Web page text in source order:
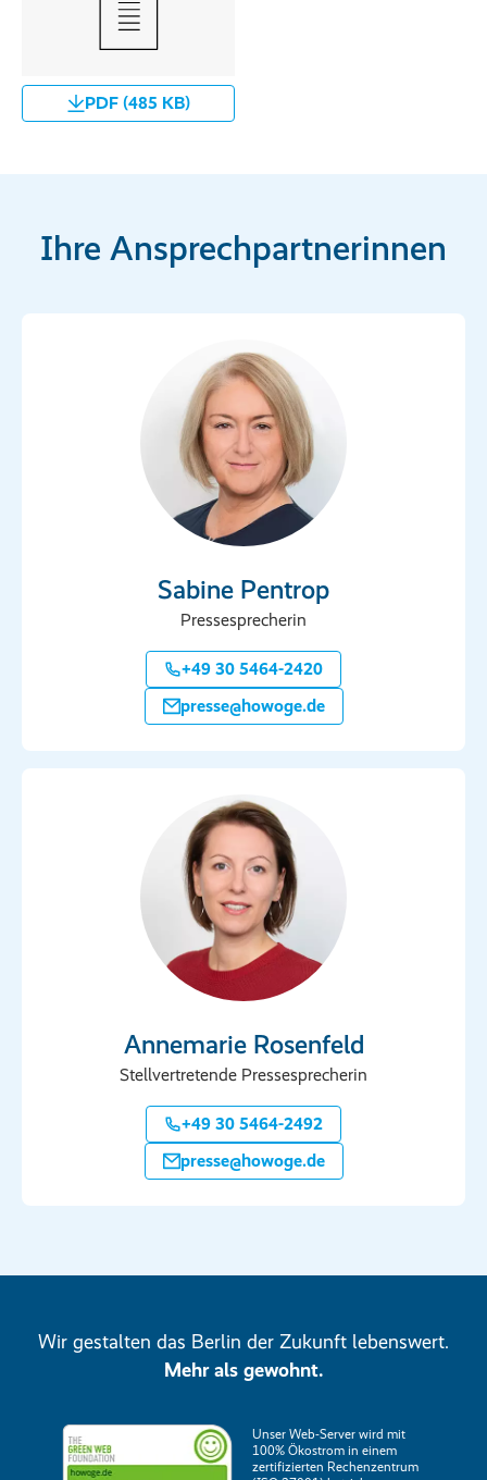
PDF (485 KB)
Ihre Ansprechpartnerinnen
Sabine Pentrop
Pressesprecherin
+49 30 5464-2420
presse@howoge.de
Annemarie Rosenfeld
Stellvertretende Pressesprecherin
+49 30 5464-2492
presse@howoge.de
Wir gestalten das Berlin der Zukunft lebenswert.
Mehr als gewohnt.
Unser Web-Server wird mit
100% Ökostrom in einem
zertifizierten Rechenzentrum